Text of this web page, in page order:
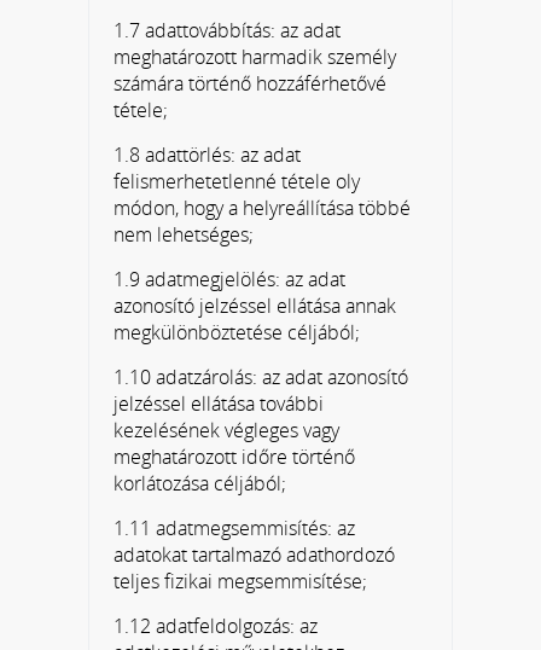
1.7 adattovábbítás: az adat
meghatározott harmadik személy
számára történő hozzáférhetővé
tétele;
1.8 adattörlés: az adat
felismerhetetlenné tétele oly
módon, hogy a helyreállítása többé
nem lehetséges;
1.9 adatmegjelölés: az adat
azonosító jelzéssel ellátása annak
megkülönböztetése céljából;
1.10 adatzárolás: az adat azonosító
jelzéssel ellátása további
kezelésének végleges vagy
meghatározott időre történő
korlátozása céljából;
1.11 adatmegsemmisítés: az
adatokat tartalmazó adathordozó
teljes fizikai megsemmisítése;
1.12 adatfeldolgozás: az